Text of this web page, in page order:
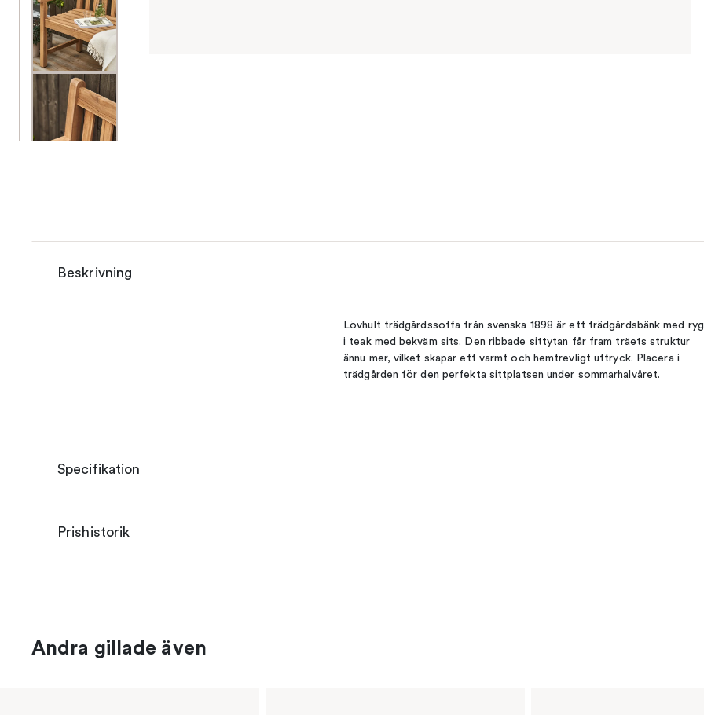
Beskrivning
Lövhult trädgårdssoffa från svenska 1898 är ett trädgårdsbänk med
i teak med bekväm sits. Den ribbade sittytan får fram träets struktur
ännu mer, vilket skapar ett varmt och hemtrevligt uttryck. Placera i
trädgården för den perfekta sittplatsen under sommarhalvåret.
Specifikation
Prishistorik
Andra gillade även